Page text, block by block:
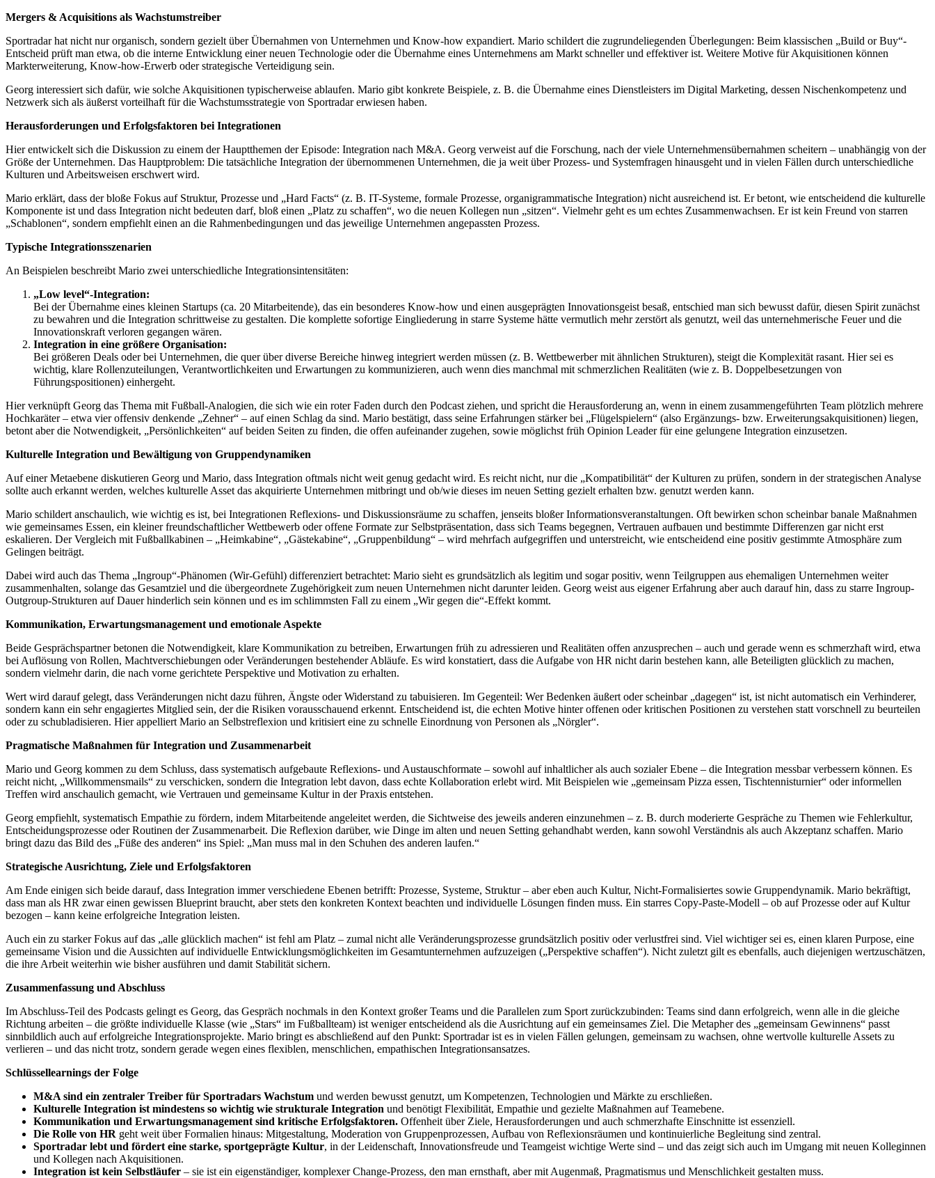
Mergers & Acquisitions als Wachstumstreiber
Sportradar hat nicht nur organisch, sondern gezielt über Übernahmen von Unternehmen und Know-how expandiert. Mario schildert die zugrundeliegenden Überlegungen: Beim klassischen „Build or Buy“-
Entscheid prüft man etwa, ob die interne Entwicklung einer neuen Technologie oder die Übernahme eines Unternehmens am Markt schneller und effektiver ist. Weitere Motive für Akquisitionen können
Markterweiterung, Know-how-Erwerb oder strategische Verteidigung sein.
Georg interessiert sich dafür, wie solche Akquisitionen typischerweise ablaufen. Mario gibt konkrete Beispiele, z. B. die Übernahme eines Dienstleisters im Digital Marketing, dessen Nischenkompetenz und
Netzwerk sich als äußerst vorteilhaft für die Wachstumsstrategie von Sportradar erwiesen haben.
Herausforderungen und Erfolgsfaktoren bei Integrationen
Hier entwickelt sich die Diskussion zu einem der Hauptthemen der Episode: Integration nach M&A. Georg verweist auf die Forschung, nach der viele Unternehmensübernahmen scheitern – unabhängig von der
Größe der Unternehmen. Das Hauptproblem: Die tatsächliche Integration der übernommenen Unternehmen, die ja weit über Prozess- und Systemfragen hinausgeht und in vielen Fällen durch unterschiedliche
Kulturen und Arbeitsweisen erschwert wird.
Mario erklärt, dass der bloße Fokus auf Struktur, Prozesse und „Hard Facts“ (z. B. IT-Systeme, formale Prozesse, organigrammatische Integration) nicht ausreichend ist. Er betont, wie entscheidend die kulturelle
Komponente ist und dass Integration nicht bedeuten darf, bloß einen „Platz zu schaffen“, wo die neuen Kollegen nun „sitzen“. Vielmehr geht es um echtes Zusammenwachsen. Er ist kein Freund von starren
„Schablonen“, sondern empfiehlt einen an die Rahmenbedingungen und das jeweilige Unternehmen angepassten Prozess.
Typische Integrationsszenarien
An Beispielen beschreibt Mario zwei unterschiedliche Integrationsintensitäten:
„Low level“-Integration:
Bei der Übernahme eines kleinen Startups (ca. 20 Mitarbeitende), das ein besonderes Know-how und einen ausgeprägten Innovationsgeist besaß, entschied man sich bewusst dafür, diesen Spirit zunächst
zu bewahren und die Integration schrittweise zu gestalten. Die komplette sofortige Eingliederung in starre Systeme hätte vermutlich mehr zerstört als genutzt, weil das unternehmerische Feuer und die
Innovationskraft verloren gegangen wären.
Integration in eine größere Organisation:
Bei größeren Deals oder bei Unternehmen, die quer über diverse Bereiche hinweg integriert werden müssen (z. B. Wettbewerber mit ähnlichen Strukturen), steigt die Komplexität rasant. Hier sei es
wichtig, klare Rollenzuteilungen, Verantwortlichkeiten und Erwartungen zu kommunizieren, auch wenn dies manchmal mit schmerzlichen Realitäten (wie z. B. Doppelbesetzungen von
Führungspositionen) einhergeht.
Hier verknüpft Georg das Thema mit Fußball-Analogien, die sich wie ein roter Faden durch den Podcast ziehen, und spricht die Herausforderung an, wenn in einem zusammengeführten Team plötzlich mehrere
Hochkaräter – etwa vier offensiv denkende „Zehner“ – auf einen Schlag da sind. Mario bestätigt, dass seine Erfahrungen stärker bei „Flügelspielern“ (also Ergänzungs- bzw. Erweiterungsakquisitionen) liegen,
betont aber die Notwendigkeit, „Persönlichkeiten“ auf beiden Seiten zu finden, die offen aufeinander zugehen, sowie möglichst früh Opinion Leader für eine gelungene Integration einzusetzen.
Kulturelle Integration und Bewältigung von Gruppendynamiken
Auf einer Metaebene diskutieren Georg und Mario, dass Integration oftmals nicht weit genug gedacht wird. Es reicht nicht, nur die „Kompatibilität“ der Kulturen zu prüfen, sondern in der strategischen Analyse
sollte auch erkannt werden, welches kulturelle Asset das akquirierte Unternehmen mitbringt und ob/wie dieses im neuen Setting gezielt erhalten bzw. genutzt werden kann.
Mario schildert anschaulich, wie wichtig es ist, bei Integrationen Reflexions- und Diskussionsräume zu schaffen, jenseits bloßer Informationsveranstaltungen. Oft bewirken schon scheinbar banale Maßnahmen
wie gemeinsames Essen, ein kleiner freundschaftlicher Wettbewerb oder offene Formate zur Selbstpräsentation, dass sich Teams begegnen, Vertrauen aufbauen und bestimmte Differenzen gar nicht erst
eskalieren. Der Vergleich mit Fußballkabinen – „Heimkabine“, „Gästekabine“, „Gruppenbildung“ – wird mehrfach aufgegriffen und unterstreicht, wie entscheidend eine positiv gestimmte Atmosphäre zum
Gelingen beiträgt.
Dabei wird auch das Thema „Ingroup“-Phänomen (Wir-Gefühl) differenziert betrachtet: Mario sieht es grundsätzlich als legitim und sogar positiv, wenn Teilgruppen aus ehemaligen Unternehmen weiter
zusammenhalten, solange das Gesamtziel und die übergeordnete Zugehörigkeit zum neuen Unternehmen nicht darunter leiden. Georg weist aus eigener Erfahrung aber auch darauf hin, dass zu starre Ingroup-
Outgroup-Strukturen auf Dauer hinderlich sein können und es im schlimmsten Fall zu einem „Wir gegen die“-Effekt kommt.
Kommunikation, Erwartungsmanagement und emotionale Aspekte
Beide Gesprächspartner betonen die Notwendigkeit, klare Kommunikation zu betreiben, Erwartungen früh zu adressieren und Realitäten offen anzusprechen – auch und gerade wenn es schmerzhaft wird, etwa
bei Auflösung von Rollen, Machtverschiebungen oder Veränderungen bestehender Abläufe. Es wird konstatiert, dass die Aufgabe von HR nicht darin bestehen kann, alle Beteiligten glücklich zu machen,
sondern vielmehr darin, die nach vorne gerichtete Perspektive und Motivation zu erhalten.
Wert wird darauf gelegt, dass Veränderungen nicht dazu führen, Ängste oder Widerstand zu tabuisieren. Im Gegenteil: Wer Bedenken äußert oder scheinbar „dagegen“ ist, ist nicht automatisch ein Verhinderer,
sondern kann ein sehr engagiertes Mitglied sein, der die Risiken vorausschauend erkennt. Entscheidend ist, die echten Motive hinter offenen oder kritischen Positionen zu verstehen statt vorschnell zu beurteilen
oder zu schubladisieren. Hier appelliert Mario an Selbstreflexion und kritisiert eine zu schnelle Einordnung von Personen als „Nörgler“.
Pragmatische Maßnahmen für Integration und Zusammenarbeit
Mario und Georg kommen zu dem Schluss, dass systematisch aufgebaute Reflexions- und Austauschformate – sowohl auf inhaltlicher als auch sozialer Ebene – die Integration messbar verbessern können. Es
reicht nicht, „Willkommensmails“ zu verschicken, sondern die Integration lebt davon, dass echte Kollaboration erlebt wird. Mit Beispielen wie „gemeinsam Pizza essen, Tischtennisturnier“ oder informellen
Treffen wird anschaulich gemacht, wie Vertrauen und gemeinsame Kultur in der Praxis entstehen.
Georg empfiehlt, systematisch Empathie zu fördern, indem Mitarbeitende angeleitet werden, die Sichtweise des jeweils anderen einzunehmen – z. B. durch moderierte Gespräche zu Themen wie Fehlerkultur,
Entscheidungsprozesse oder Routinen der Zusammenarbeit. Die Reflexion darüber, wie Dinge im alten und neuen Setting gehandhabt werden, kann sowohl Verständnis als auch Akzeptanz schaffen. Mario
bringt dazu das Bild des „Füße des anderen“ ins Spiel: „Man muss mal in den Schuhen des anderen laufen.“
Strategische Ausrichtung, Ziele und Erfolgsfaktoren
Am Ende einigen sich beide darauf, dass Integration immer verschiedene Ebenen betrifft: Prozesse, Systeme, Struktur – aber eben auch Kultur, Nicht-Formalisiertes sowie Gruppendynamik. Mario bekräftigt,
dass man als HR zwar einen gewissen Blueprint braucht, aber stets den konkreten Kontext beachten und individuelle Lösungen finden muss. Ein starres Copy-Paste-Modell – ob auf Prozesse oder auf Kultur
bezogen – kann keine erfolgreiche Integration leisten.
Auch ein zu starker Fokus auf das „alle glücklich machen“ ist fehl am Platz – zumal nicht alle Veränderungsprozesse grundsätzlich positiv oder verlustfrei sind. Viel wichtiger sei es, einen klaren Purpose, eine
gemeinsame Vision und die Aussichten auf individuelle Entwicklungsmöglichkeiten im Gesamtunternehmen aufzuzeigen („Perspektive schaffen“). Nicht zuletzt gilt es ebenfalls, auch diejenigen wertzuschätzen,
die ihre Arbeit weiterhin wie bisher ausführen und damit Stabilität sichern.
Zusammenfassung und Abschluss
Im Abschluss-Teil des Podcasts gelingt es Georg, das Gespräch nochmals in den Kontext großer Teams und die Parallelen zum Sport zurückzubinden: Teams sind dann erfolgreich, wenn alle in die gleiche
Richtung arbeiten – die größte individuelle Klasse (wie „Stars“ im Fußballteam) ist weniger entscheidend als die Ausrichtung auf ein gemeinsames Ziel. Die Metapher des „gemeinsam Gewinnens“ passt
sinnbildlich auch auf erfolgreiche Integrationsprojekte. Mario bringt es abschließend auf den Punkt: Sportradar ist es in vielen Fällen gelungen, gemeinsam zu wachsen, ohne wertvolle kulturelle Assets zu
verlieren – und das nicht trotz, sondern gerade wegen eines flexiblen, menschlichen, empathischen Integrationsansatzes.
Schlüssellearnings der Folge
M&A sind ein zentraler Treiber für Sportradars Wachstum und werden bewusst genutzt, um Kompetenzen, Technologien und Märkte zu erschließen.
Kulturelle Integration ist mindestens so wichtig wie strukturale Integration und benötigt Flexibilität, Empathie und gezielte Maßnahmen auf Teamebene.
Kommunikation und Erwartungsmanagement sind kritische Erfolgsfaktoren. Offenheit über Ziele, Herausforderungen und auch schmerzhafte Einschnitte ist essenziell.
Die Rolle von HR geht weit über Formalien hinaus: Mitgestaltung, Moderation von Gruppenprozessen, Aufbau von Reflexionsräumen und kontinuierliche Begleitung sind zentral.
Sportradar lebt und fördert eine starke, sportgeprägte Kultur, in der Leidenschaft, Innovationsfreude und Teamgeist wichtige Werte sind – und das zeigt sich auch im Umgang mit neuen Kolleginnen
und Kollegen nach Akquisitionen.
Integration ist kein Selbstläufer – sie ist ein eigenständiger, komplexer Change-Prozess, den man ernsthaft, aber mit Augenmaß, Pragmatismus und Menschlichkeit gestalten muss.